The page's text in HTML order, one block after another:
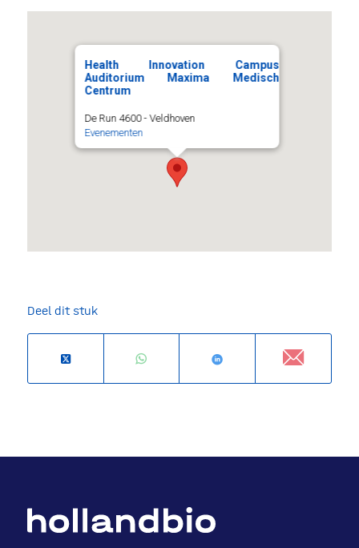
Health Innovation Campus
Auditorium Maxima Medisch
Centrum
De Run 4600 - Veldhoven
Evenementen
Deel dit stuk